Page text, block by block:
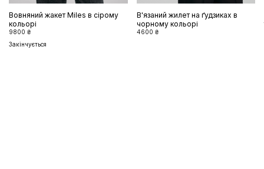
Вовняний жакет Miles в сірому
кольорі
9800 ₴
Закінчується
В'язаний жилет на ґудзиках в
чорному кольорі
4600 ₴